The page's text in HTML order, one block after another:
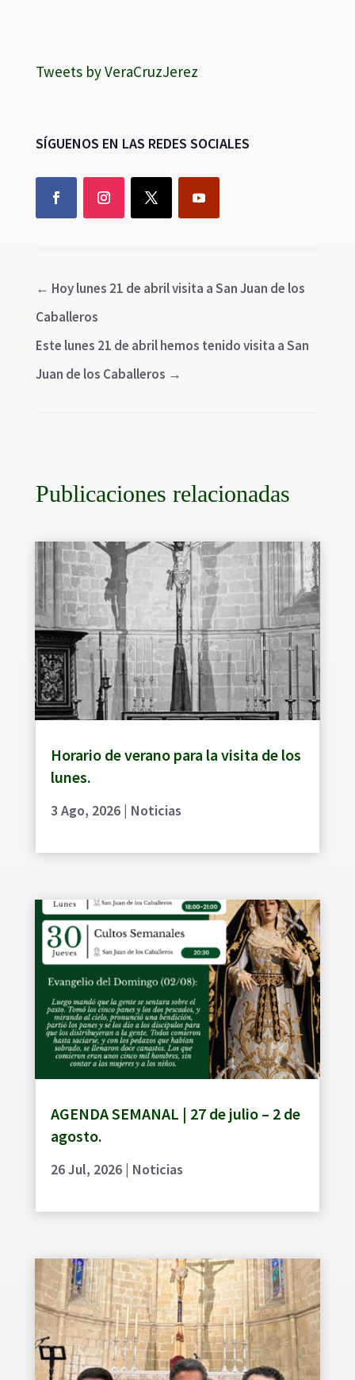
Tweets by VeraCruzJerez
SÍGUENOS EN LAS REDES SOCIALES
← Hoy lunes 21 de abril visita a San Juan de los
Caballeros
Este lunes 21 de abril hemos tenido visita a San
Juan de los Caballeros →
Publicaciones relacionadas
Horario de verano para la visita de los
lunes.
3 Ago, 2026| Noticias
AGENDA SEMANAL | 27 de julio – 2 de
agosto.
26 Jul, 2026| Noticias